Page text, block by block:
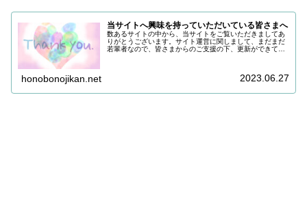
当サイトへ興味を持っていただいている皆さまへ
数あるサイトの中から、当サイトをご覧いただきましてあ
りがとうございます。サイト運営に関しまして、まだまだ
若輩者なので、皆さまからのご支援の下、更新ができてい
honobonojikan.net 2023.06.27